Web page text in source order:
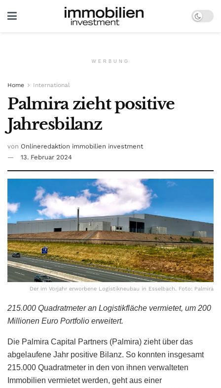
WERBUNG
Home International
Palmira zieht positive
Jahresbilanz
von Onlineredaktion immobilien investment
13. Februar 2024
Der im Vorjahr erworbene Logistikneubau in Esselbach. Foto: Palmira
215.000 Quadratmeter an Logistikfläche vermietet, um 200
Millionen Euro Portfolio erweitert.
Die Palmira Capital Partners (Palmira) zieht über das
abgelaufene Jahr positive Bilanz. So konnten insgesamt
215.000 Quadratmeter in den von ihnen verwalteten
Immobilien vermietet werden, geht aus einer